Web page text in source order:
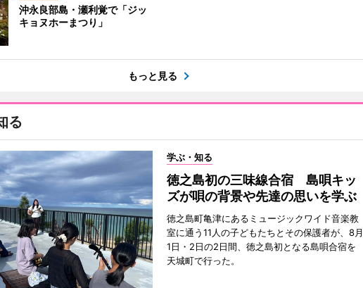
沖永良部島・瀬利覚で「ジッ
キョヌホーまつり」
もっと見る
る
学ぶ・知る
徳之島初の三味線合宿 島唄キッ
ズが唄の背景や先達の思いを学ぶ
徳之島町亀津にあるミュージックワイド音楽教
室に通う11人の子どもたちとその保護者が、8月
1日・2日の2日間、徳之島初となる島唄合宿を
天城町で行った。